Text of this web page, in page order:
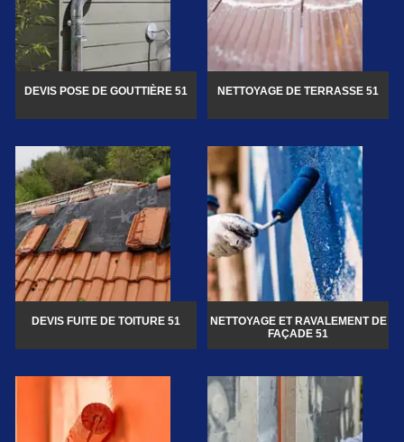
DEVIS POSE DE GOUTTIÈRE 51 NETTOYAGE DE TERRASSE 51
DEVIS FUITE DE TOITURE 51
NETTOYAGE ET RAVALEMENT DE
FAÇADE 51